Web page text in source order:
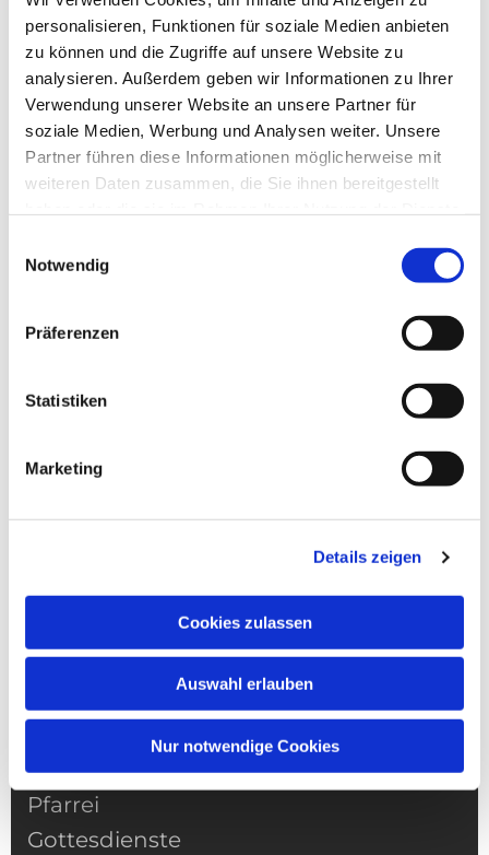
personalisieren, Funktionen für soziale Medien anbieten
zu können und die Zugriffe auf unsere Website zu
analysieren. Außerdem geben wir Informationen zu Ihrer
Verwendung unserer Website an unsere Partner für
soziale Medien, Werbung und Analysen weiter. Unsere
Partner führen diese Informationen möglicherweise mit
weiteren Daten zusammen, die Sie ihnen bereitgestellt
Notwendig
Präferenzen
Statistiken
Marketing
Details zeigen
Cookies zulassen
Auswahl erlauben
Nur notwendige Cookies
Dies könnte Sie auch
interessieren
NAVIGATION
Pfarrei
Gottesdienste